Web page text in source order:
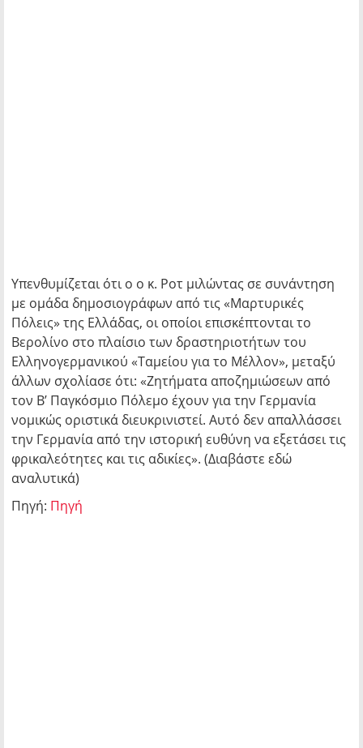
Υπενθυμίζεται ότι ο ο κ. Ροτ μιλώντας σε συνάντηση
με ομάδα δημοσιογράφων από τις «Μαρτυρικές
Πόλεις» της Ελλάδας, οι οποίοι επισκέπτονται το
Βερολίνο στο πλαίσιο των δραστηριοτήτων του
Ελληνογερμανικού «Ταμείου για το Μέλλον», μεταξύ
άλλων σχολίασε ότι: «Ζητήματα αποζημιώσεων από
τον Β’ Παγκόσμιο Πόλεμο έχουν για την Γερμανία
νομικώς οριστικά διευκρινιστεί. Αυτό δεν απαλλάσσει
την Γερμανία από την ιστορική ευθύνη να εξετάσει τις
φρικαλεότητες και τις αδικίες». (Διαβάστε εδώ
αναλυτικά)
Πηγή: Πηγή